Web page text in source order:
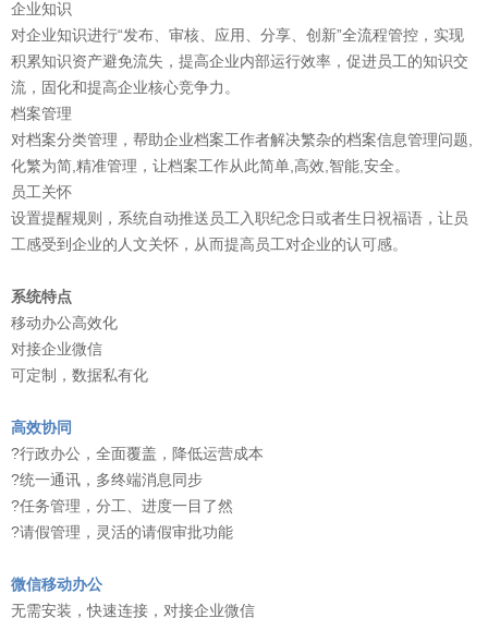
企业知识
对企业知识进行“发布、审核、应用、分享、创新”全流程管控，实现
积累知识资产避免流失，提高企业内部运行效率，促进员工的知识交
流，固化和提高企业核心竞争力。
档案管理
对档案分类管理，帮助企业档案工作者解决繁杂的档案信息管理问题,
化繁为简,精准管理，让档案工作从此简单,高效,智能,安全。
员工关怀
设置提醒规则，系统自动推送员工入职纪念日或者生日祝福语，让员
工感受到企业的人文关怀，从而提高员工对企业的认可感。
系统特点
移动办公高效化
对接企业微信
可定制，数据私有化
高效协同
?行政办公，全面覆盖，降低运营成本
?统一通讯，多终端消息同步
?任务管理，分工、进度一目了然
?请假管理，灵活的请假审批功能
微信移动办公
无需安装，快速连接，对接企业微信